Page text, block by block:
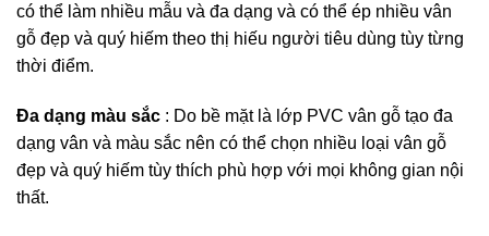
có thể làm nhiều mẫu và đa dạng và có thể ép nhiều vân
gỗ đẹp và quý hiếm theo thị hiếu người tiêu dùng tùy từng
thời điểm.
Đa dạng màu sắc : Do bề mặt là lớp PVC vân gỗ tạo đa
dạng vân và màu sắc nên có thể chọn nhiều loại vân gỗ
đẹp và quý hiếm tùy thích phù hợp với mọi không gian nội
thất.